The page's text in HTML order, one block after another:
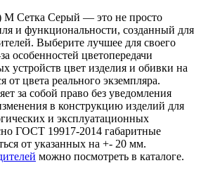
M Сетка Серый — это не просто
и функциональности, созданный для
Выберите лучшее для своего
особенностей цветопередачи
устройств цвет изделия и обивки на
от цвета реального экземпляра.
за собой право без уведомления
в конструкцию изделий для
и эксплуатационных
ГОСТ 19917-2014 габаритные
от указанных на +- 20 мм.
можно посмотреть в каталоге.